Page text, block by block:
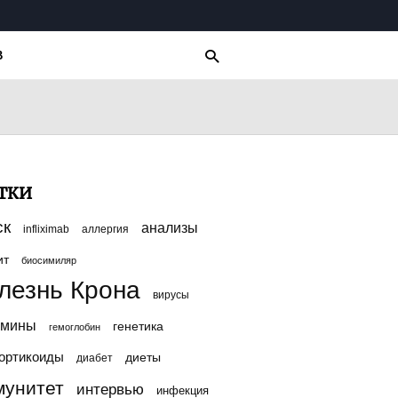
infliximab аллергия анализы
биосимиляр
Крона вирусы
гемоглобин генетика
диабет диеты
интервью инфекция
Для любых предложений по сайту:
multikbo@cp9.ru